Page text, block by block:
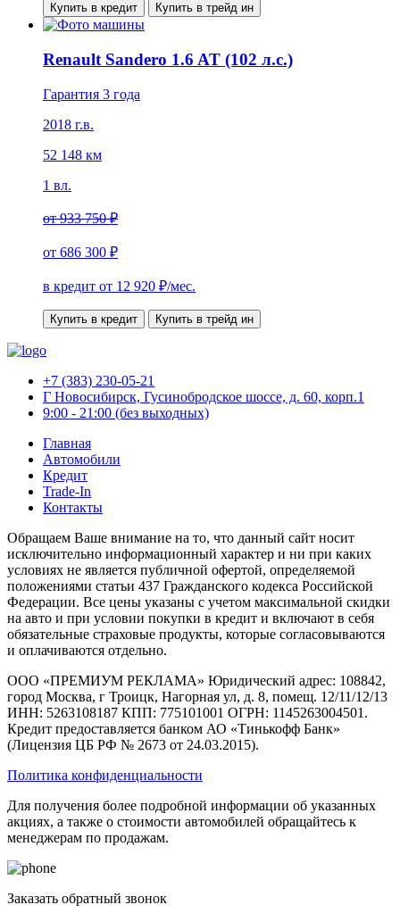
Купить в кредит Купить в трейд ин
Renault Sandero 1.6 AT (102 л.с.)
Гарантия 3 года
2018 г.в.
52 148 км
1 вл.
от933 750 ₽
от 686 300 ₽
в кредит от 12 920 ₽/мес.
Купить в кредит Купить в трейд ин
+7 (383) 230-05-21
Г Новосибирск, Гусинобродское шоссе, д. 60, корп.1
9:00 - 21:00 (без выходных)
Главная
Автомобили
Кредит
Trade-In
Контакты
Обращаем Ваше внимание на то, что данный сайт носит
исключительно информационный характер и ни при каких
условиях не является публичной офертой, определяемой
положениями статьи 437 Гражданского кодекса Российской
Федерации. Все цены указаны с учетом максимальной скидки
на авто и при условии покупки в кредит и включают в себя
обязательные страховые продукты, которые согласовываются
и оплачиваются отдельно.
ООО «ПРЕМИУМ РЕКЛАМА» Юридический адрес: 108842,
город Москва, г Троицк, Нагорная ул, д. 8, помещ. 12/11/12/13
ИНН: 5263108187 КПП: 775101001 ОГРН: 1145263004501.
Кредит предоставляется банком АО «Тинькофф Банк»
(Лицензия ЦБ РФ № 2673 от 24.03.2015).
Политика конфиденциальности
Для получения более подробной информации об указанных
акциях, а также о стоимости автомобилей обращайтесь к
менеджерам по продажам.
Заказать обратный звонок